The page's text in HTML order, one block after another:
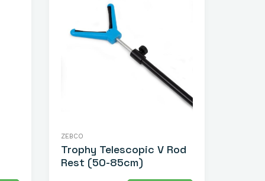
ZEBCO
Trophy Telescopic V Rod
Rest (50-85cm)